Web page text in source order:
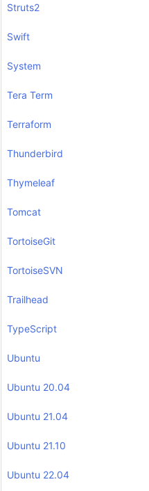
Struts2
Swift
System
Tera Term
Terraform
Thunderbird
Thymeleaf
Tomcat
TortoiseGit
TortoiseSVN
Trailhead
TypeScript
Ubuntu
Ubuntu 20.04
Ubuntu 21.04
Ubuntu 21.10
Ubuntu 22.04